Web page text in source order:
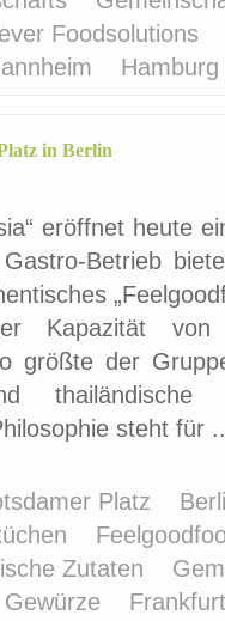
Foodsolutions
Hamburg
in Berlin
eröffnet heute
Betrieb
Kapazität
größte der
thailändische
steht für
Platz
Zutaten
Gewürze